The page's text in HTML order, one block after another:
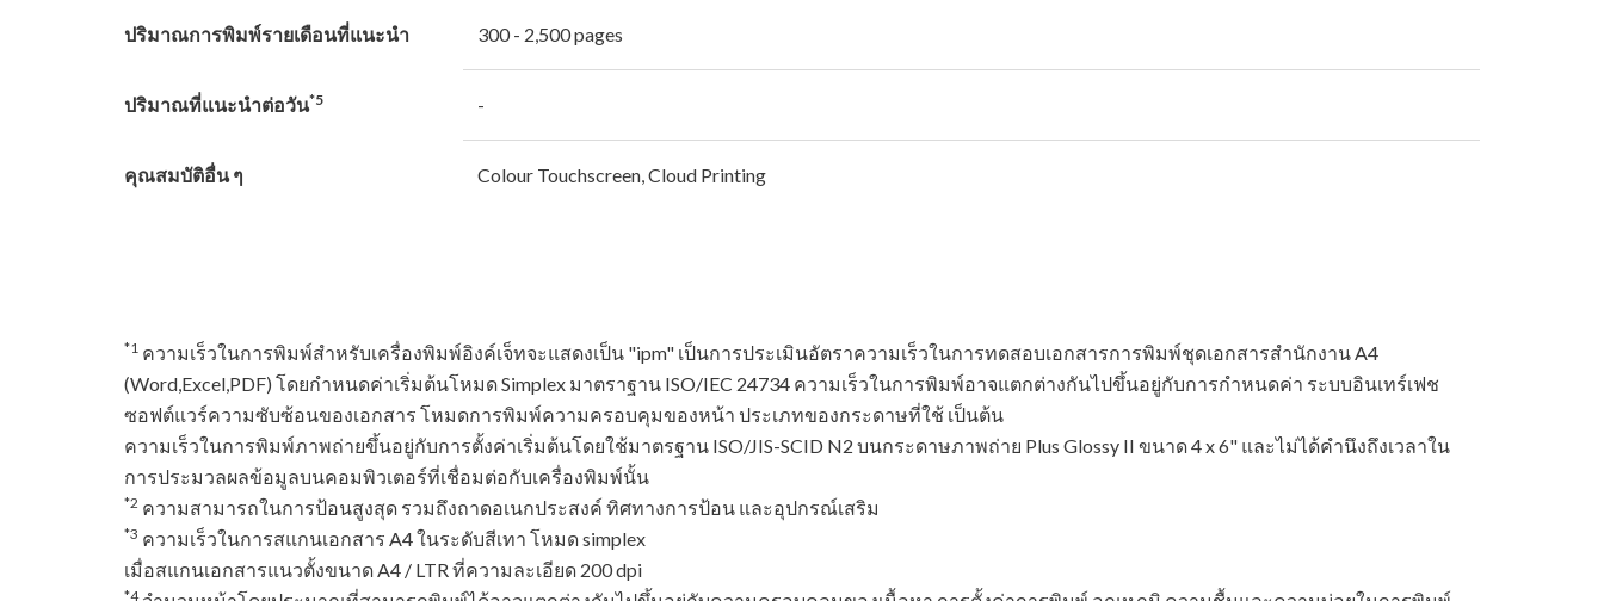
ปริมาณการพิมพ์รายเดือนที่แนะนํา 300 - 2,500 pages
ปริมาณที่แนะนําต่อวัน*5 -
คุณสมบัติอื่น ๆ Colour Touchscreen, Cloud Printing
*1 ความเร็วในการพิมพ์สำหรับเครื่องพิมพ์อิงค์เจ็ทจะแสดงเป็น "ipm" เป็นการประเมินอัตราความเร็วในการทดสอบเอกสารการพิมพ์ชุดเอกสารสำนักงาน A4
(Word,Excel,PDF) โดยกำหนดค่าเริ่มต้นโหมด Simplex มาตราฐาน ISO/IEC 24734 ความเร็วในการพิมพ์อาจแตกต่างกันไปขึ้นอยู่กับการกำหนดค่า ระบบอินเทร์เฟช
ซอฟต์แวร์ความซับซ้อนของเอกสาร โหมดการพิมพ์ความครอบคุมของหน้า ประเภทของกระดาษที่ใช้ เป็นต้น
ความเร็วในการพิมพ์ภาพถ่ายขึ้นอยู่กับการตั้งค่าเริ่มต้นโดยใช้มาตรฐาน ISO/JIS-SCID N2 บนกระดาษภาพถ่าย Plus Glossy II ขนาด 4 x 6" และไม่ได้คํานึงถึงเวลาใน
การประมวลผลข้อมูลบนคอมพิวเตอร์ที่เชื่อมต่อกับเครื่องพิมพ์นั้น
*2 ความสามารถในการป้อนสูงสุด รวมถึงถาดอเนกประสงค์ ทิศทางการป้อน และอุปกรณ์เสริม
*3 ความเร็วในการสแกนเอกสาร A4 ในระดับสีเทา โหมด simplex
เมื่อสแกนเอกสารแนวตั้งขนาด A4 / LTR ที่ความละเอียด 200 dpi
*4